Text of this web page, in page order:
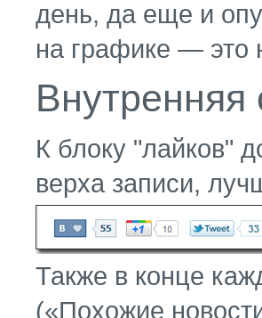
день, да еще и
на графике — это
Внутренняя
К блоку "лайков"
верха записи,
Также в конце
(«Похожие